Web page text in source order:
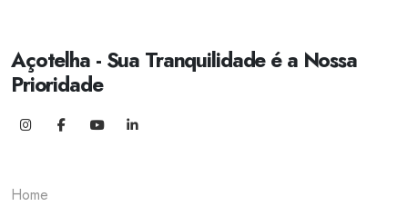
Açotelha - Sua Tranquilidade é a Nossa
Prioridade
Home